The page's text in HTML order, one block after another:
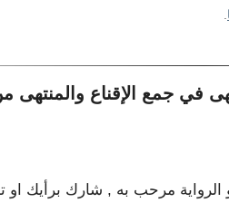
في جمع الإقناع والمنتهى
الرواية مرحب به , شارك برأيك